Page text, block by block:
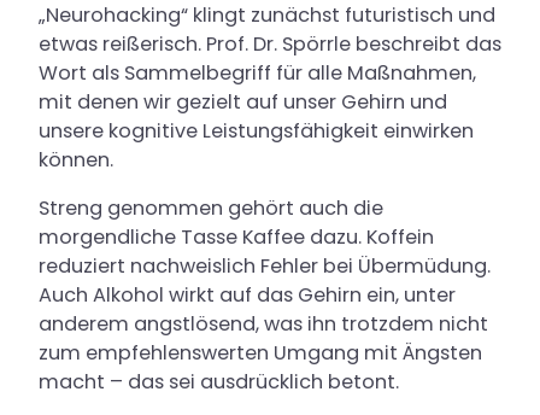
„Neurohacking“ klingt zunächst futuristisch und
etwas reißerisch. Prof. Dr. Spörrle beschreibt das
Wort als Sammelbegriff für alle Maßnahmen,
mit denen wir gezielt auf unser Gehirn und
unsere kognitive Leistungsfähigkeit einwirken
können.
Streng genommen gehört auch die
morgendliche Tasse Kaffee dazu. Koffein
reduziert nachweislich Fehler bei Übermüdung.
Auch Alkohol wirkt auf das Gehirn ein, unter
anderem angstlösend, was ihn trotzdem nicht
zum empfehlenswerten Umgang mit Ängsten
macht – das sei ausdrücklich betont.